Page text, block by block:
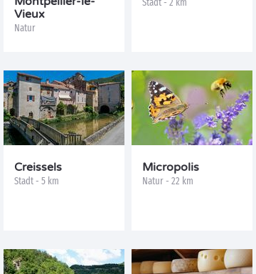
Vieux
Natur
Stadt - 2 km
Creissels
Stadt - 5 km
Micropolis
Natur - 22 km